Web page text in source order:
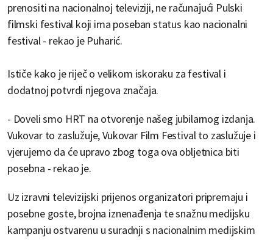
prenositi na nacionalnoj televiziji, ne računajući Pulski
filmski festival koji ima poseban status kao nacionalni
festival - rekao je Puharić.
Ističe kako je riječ o velikom iskoraku za festival i
dodatnoj potvrdi njegova značaja.
- Doveli smo HRT na otvorenje našeg jubilarnog izdanja.
Vukovar to zaslužuje, Vukovar Film Festival to zaslužuje i
vjerujemo da će upravo zbog toga ova obljetnica biti
posebna - rekao je.
Uz izravni televizijski prijenos organizatori pripremaju i
posebne goste, brojna iznenađenja te snažnu medijsku
kampanju ostvarenu u suradnji s nacionalnim medijskim